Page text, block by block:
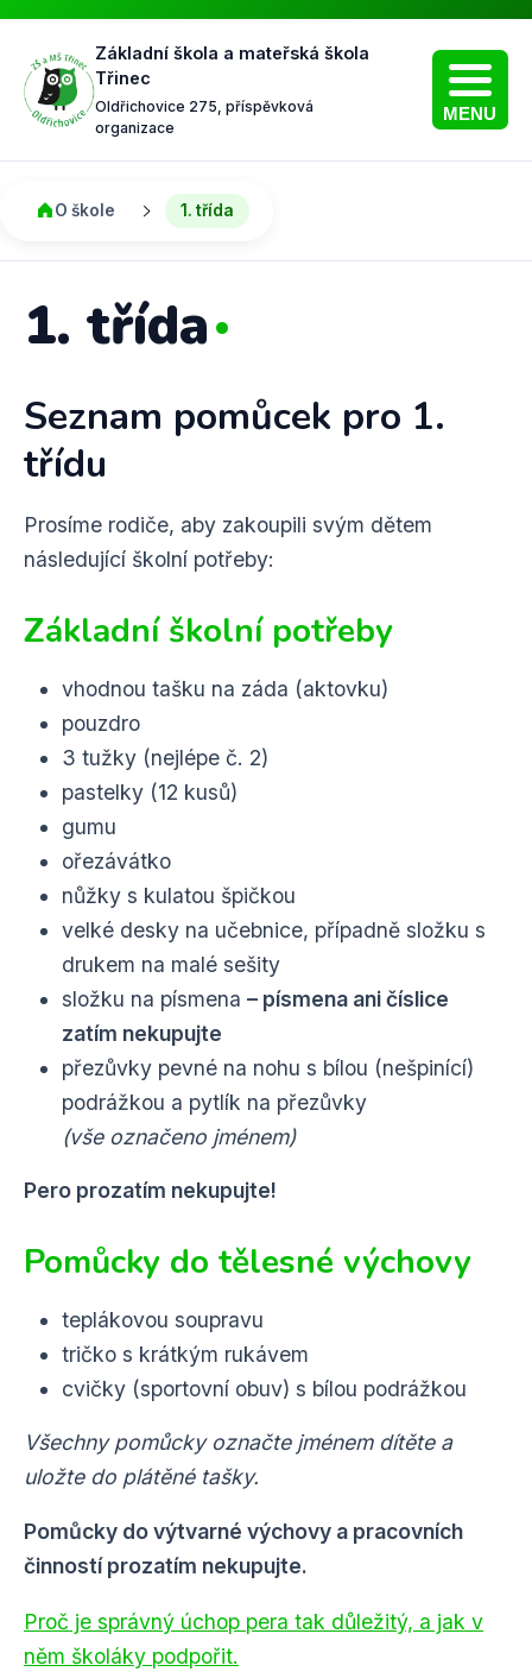
Základní škola a mateřská škola
Třinec
Oldřichovice 275, příspěvková
organizace
MENU
O škole 1. třída
1. třída
Seznam pomůcek pro 1.
třídu
Prosíme rodiče, aby zakoupili svým dětem
následující školní potřeby:
Základní školní potřeby
vhodnou tašku na záda (aktovku)
pouzdro
3 tužky (nejlépe č. 2)
pastelky (12 kusů)
gumu
ořezávátko
nůžky s kulatou špičkou
velké desky na učebnice, případně složku s
drukem na malé sešity
složku na písmena – písmena ani číslice
zatím nekupujte
přezůvky pevné na nohu s bílou (nešpinící)
podrážkou a pytlík na přezůvky
(vše označeno jménem)
Pero prozatím nekupujte!
Pomůcky do tělesné výchovy
teplákovou soupravu
tričko s krátkým rukávem
cvičky (sportovní obuv) s bílou podrážkou
Všechny pomůcky označte jménem dítěte a
uložte do plátěné tašky.
Pomůcky do výtvarné výchovy a pracovních
činností prozatím nekupujte.
Proč je správný úchop pera tak důležitý, a jak v
něm školáky podpořit.